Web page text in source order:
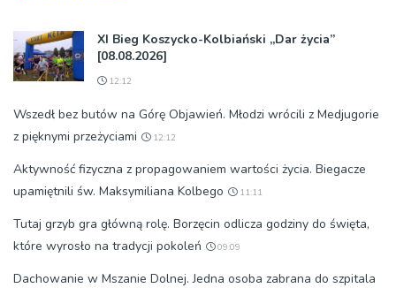
XI Bieg Koszycko-Kolbiański „Dar życia”
[08.08.2026]
12:12
Wszedł bez butów na Górę Objawień. Młodzi wrócili z Medjugorie
z pięknymi przeżyciami
12:12
Aktywność fizyczna z propagowaniem wartości życia. Biegacze
upamiętnili św. Maksymiliana Kolbego
11:11
Tutaj grzyb gra główną rolę. Borzęcin odlicza godziny do święta,
które wyrosło na tradycji pokoleń
09:09
Dachowanie w Mszanie Dolnej. Jedna osoba zabrana do szpitala